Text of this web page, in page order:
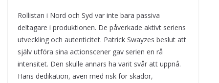
Rollistan i Nord och Syd var inte bara passiva
deltagare i produktionen. De påverkade aktivt seriens
utveckling och autenticitet. Patrick Swayzes beslut att
själv utföra sina actionscener gav serien en rå
intensitet. Den skulle annars ha varit svår att uppnå.
Hans dedikation, även med risk för skador,